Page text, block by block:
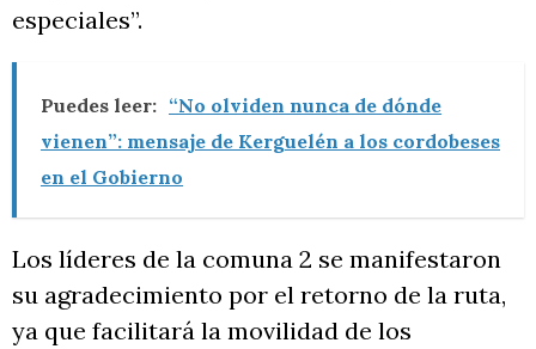
especiales”.
Puedes leer: “No olviden nunca de dónde
vienen”: mensaje de Kerguelén a los cordobeses
en el Gobierno
Los líderes de la comuna 2 se manifestaron
su agradecimiento por el retorno de la ruta,
ya que facilitará la movilidad de los